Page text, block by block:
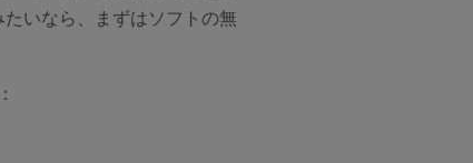
いなら、まずはソフトの無